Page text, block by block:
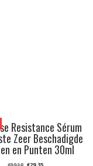
Resistance Sérum
Zeer Beschadigde
en Punten 30ml
Oorspronkelijke
Huidige